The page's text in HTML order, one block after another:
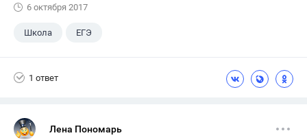
6 октября 2017
Школа ЕГЭ
1 ответ
Лена Пономарь